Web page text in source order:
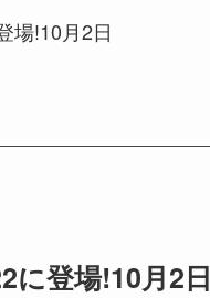
場!10月2日
に登場!10月2日